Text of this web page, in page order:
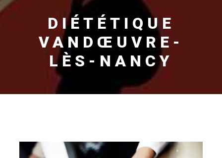
DIÉTÉTIQUE
VANDŒUVRE-
LÈS-NANCY